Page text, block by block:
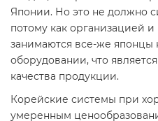
Японии. Но это не должно
потому как организацией и
занимаются все-же японцы
оборудовании, что
качества продукции.
Корейские системы при
умеренным